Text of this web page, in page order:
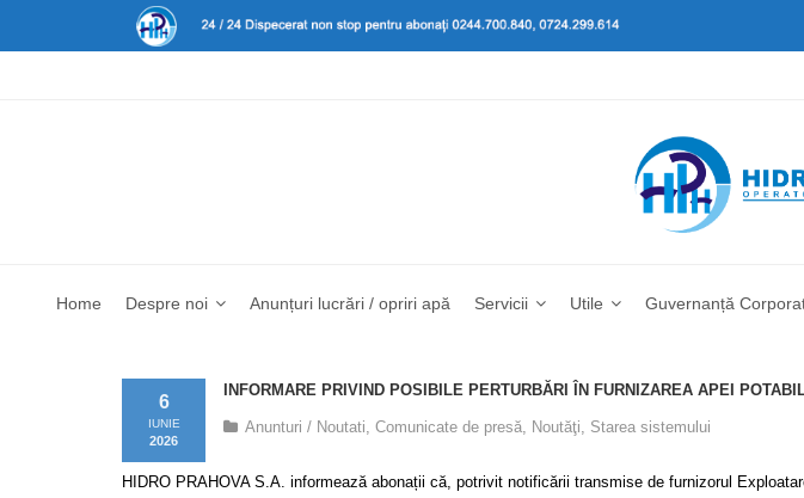
Home Despre noi Anunțuri lucrări / opriri apă Servicii Utile Guvernanță
INFORMARE PRIVIND POSIBILE PERTURBĂRI ÎN FURNIZAREA APEI
6
IUNIE
2026
Anunturi / Noutati Comunicate de presă Noutăţi Starea sistemului
HIDRO PRAHOVA S.A. informează abonații că, potrivit notificării transmise de furnizorul